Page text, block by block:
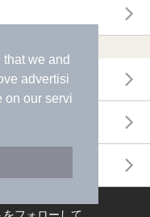
we and
advertisi
on our servi